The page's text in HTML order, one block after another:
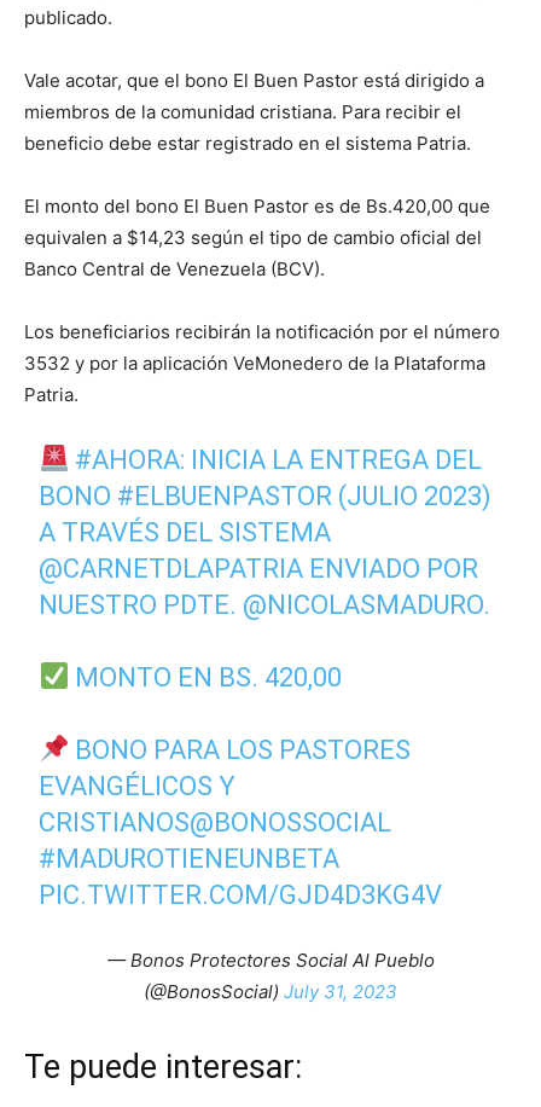
publicado.
Vale acotar, que el bono El Buen Pastor está dirigido a
miembros de la comunidad cristiana. Para recibir el
beneficio debe estar registrado en el sistema Patria.
El monto del bono El Buen Pastor es de Bs.420,00 que
equivalen a $14,23 según el tipo de cambio oficial del
Banco Central de Venezuela (BCV).
Los beneficiarios recibirán la notificación por el número
3532 y por la aplicación VeMonedero de la Plataforma
Patria.
#AHORA: INICIA LA ENTREGA DEL
BONO #ELBUENPASTOR (JULIO 2023)
A TRAVÉS DEL SISTEMA
@CARNETDLAPATRIA ENVIADO POR
NUESTRO PDTE. @NICOLASMADURO.
MONTO EN BS. 420,00
BONO PARA LOS PASTORES
EVANGÉLICOS Y
CRISTIANOS@BONOSSOCIAL
#MADUROTIENEUNBETA
PIC.TWITTER.COM/GJD4D3KG4V
— Bonos Protectores Social Al Pueblo
(@BonosSocial) July 31, 2023
Te puede interesar: